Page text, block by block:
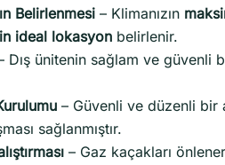
Belirlenmesi – Klimanızın
ideal lokasyon belirlenir.
Dış ünitenin sağlam ve güvenli
– Güvenli ve düzenli bir
sağlanmıştır.
– Gaz kaçakları